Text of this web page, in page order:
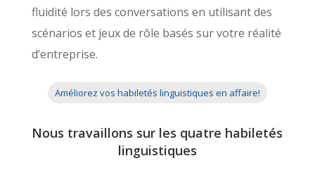
fluidité lors des conversations en utilisant des
scénarios et jeux de rôle basés sur votre réalité
d’entreprise.
Améliorez vos habiletés linguistiques en affaire!
Nous travaillons sur les quatre habiletés
linguistiques